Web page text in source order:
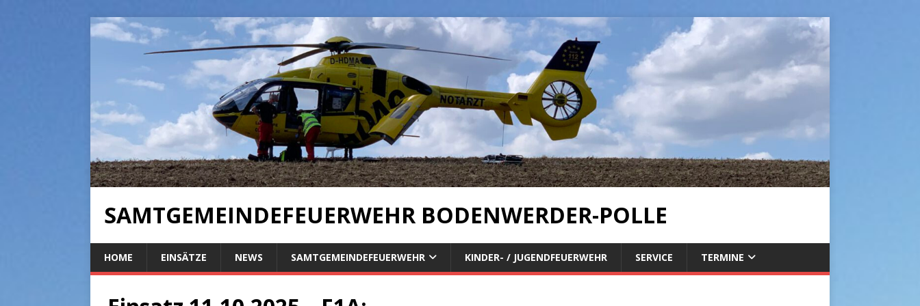
SAMTGEMEINDEFEUERWEHR BODENWERDER-POLLE
HOME EINSÄTZE NEWS SAMTGEMEINDEFEUERWEHR KINDER- / JUGENDFEUERWEHR SERVICE TERMINE